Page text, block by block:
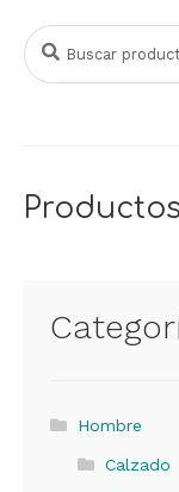
Buscar
por:
Buscar
Hombre
Calzado